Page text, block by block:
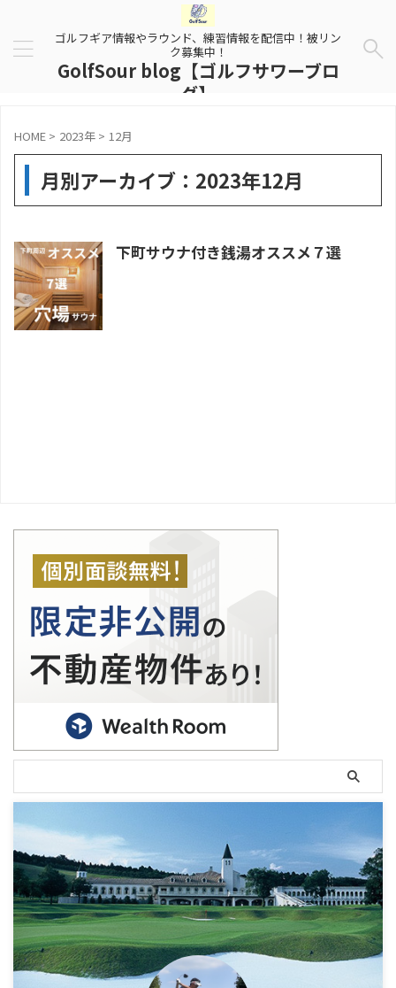
ゴルフギア情報やラウンド、練習情報を配信中！被リン
ク募集中！
GolfSour blog【ゴルフサワーブロ
グ】
HOME > 2023年 > 12月
月別アーカイブ：2023年12月
下町サウナ付き銭湯オススメ７選